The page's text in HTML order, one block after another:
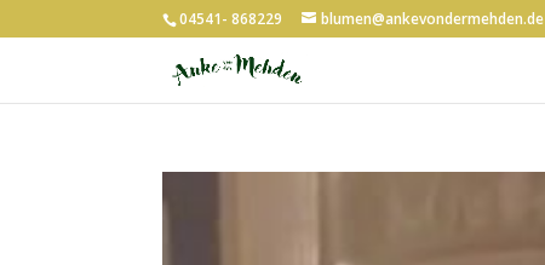
04541- 868229 blumen@ankevondermehden.de